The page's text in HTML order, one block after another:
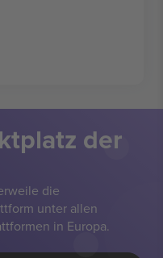
der
die
unter allen
in Europa.